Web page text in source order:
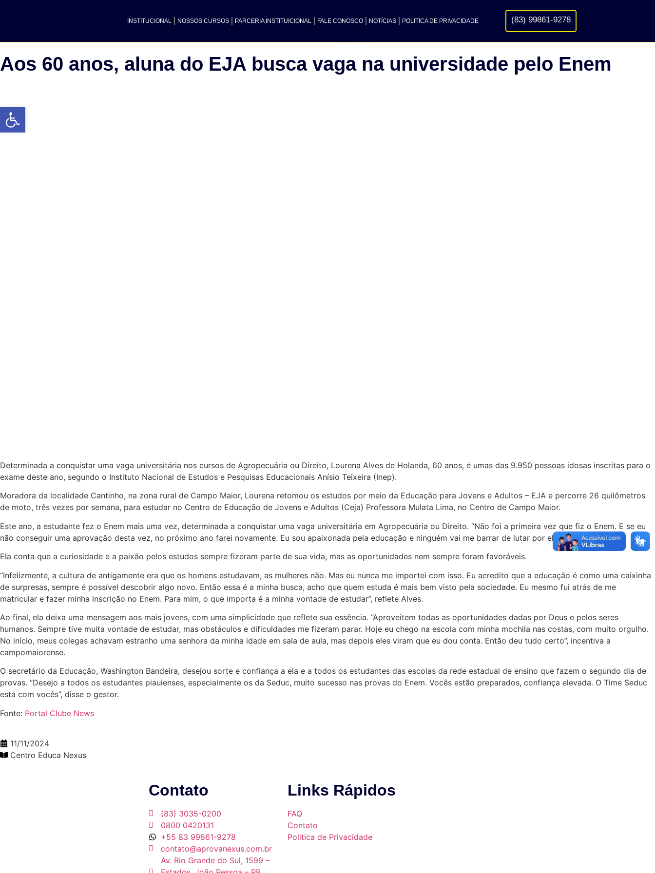
INSTITUCIONAL NOSSOS CURSOS PARCERIA INSTITUICIONAL FALE CONOSCO NOTÍCIAS POLITICA DE PRIVACIDADE (83) 99861-9278
Aos 60 anos, aluna do EJA busca vaga na universidade pelo Enem
Determinada a conquistar uma vaga universitária nos cursos de Agropecuária ou Direito, Lourena Alves de Holanda, 60 anos, é umas das 9.950 pessoas idosas inscritas para o
exame deste ano, segundo o Instituto Nacional de Estudos e Pesquisas Educacionais Anísio Teixeira (Inep).
Moradora da localidade Cantinho, na zona rural de Campo Maior, Lourena retomou os estudos por meio da Educação para Jovens e Adultos – EJA e percorre 26 quilômetros
de moto, três vezes por semana, para estudar no Centro de Educação de Jovens e Adultos (Ceja) Professora Mulata Lima, no Centro de Campo Maior.
Este ano, a estudante fez o Enem mais uma vez, determinada a conquistar uma vaga universitária em Agropecuária ou Direito. “Não foi a primeira vez que fiz o Enem. E se eu
não conseguir uma aprovação desta vez, no próximo ano farei novamente. Eu sou apaixonada pela educação e ninguém vai me barrar de lutar por ela”, afirma Lourena.
Ela conta que a curiosidade e a paixão pelos estudos sempre fizeram parte de sua vida, mas as oportunidades nem sempre foram favoráveis.
“Infelizmente, a cultura de antigamente era que os homens estudavam, as mulheres não. Mas eu nunca me importei com isso. Eu acredito que a educação é como uma caixinha
de surpresas, sempre é possível descobrir algo novo. Então essa é a minha busca, acho que quem estuda é mais bem visto pela sociedade. Eu mesmo fui atrás de me
matricular e fazer minha inscrição no Enem. Para mim, o que importa é a minha vontade de estudar”, reflete Alves.
Ao final, ela deixa uma mensagem aos mais jovens, com uma simplicidade que reflete sua essência. “Aproveitem todas as oportunidades dadas por Deus e pelos seres
humanos. Sempre tive muita vontade de estudar, mas obstáculos e dificuldades me fizeram parar. Hoje eu chego na escola com minha mochila nas costas, com muito orgulho.
No início, meus colegas achavam estranho uma senhora da minha idade em sala de aula, mas depois eles viram que eu dou conta. Então deu tudo certo”, incentiva a
campomaiorense.
O secretário da Educação, Washington Bandeira, desejou sorte e confiança a ela e a todos os estudantes das escolas da rede estadual de ensino que fazem o segundo dia de
provas. “Desejo a todos os estudantes piauienses, especialmente os da Seduc, muito sucesso nas provas do Enem. Vocês estão preparados, confiança elevada. O Time Seduc
está com vocês”, disse o gestor.
Fonte: Portal Clube News
11/11/2024
Centro Educa Nexus
Contato
(83) 3035-0200
0800 0420131
+55 83 99861-9278
contato@aprovanexus.com.br
Av. Rio Grande do Sul, 1599 –
Links Rápidos
FAQ
Contato
Politica de Privacidade
Abrir a barra de ferramentas